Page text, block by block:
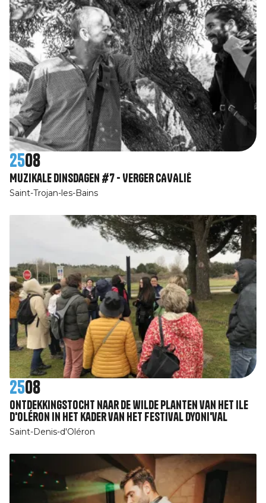
2508
Muzikale dinsdagen #7 - VERGER CAVALIÉ
Saint-Trojan-les-Bains
2508
Ontdekkingstocht naar de wilde planten van het Ile
d'Oléron in het kader van het festival Dyoni'val
Saint-Denis-d'Oléron